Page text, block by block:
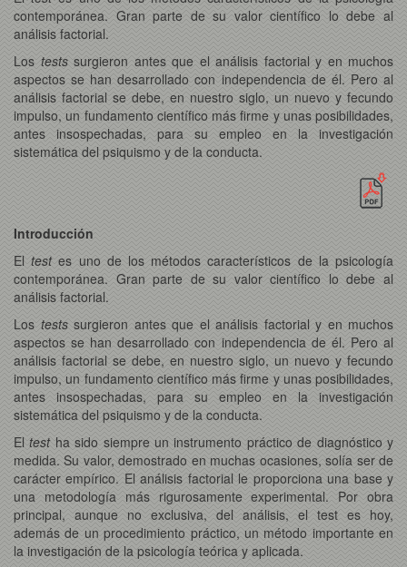
contemporánea. Gran parte de su valor científico lo debe al
análisis factorial.
Los testssurgieron antes que el análisis factorial y en muchos
aspectos se han desarrollado con independencia de él. Pero al
análisis factorial se debe, en nuestro siglo, un nuevo y fecundo
impulso, un fundamento científico más firme y unas posibilidades,
antes insospechadas, para su empleo en la investigación
sistemática del psiquismo y de la conducta.
Introducción
Eltestes uno de los métodos característicos de la psicología
contemporánea. Gran parte de su valor científico lo debe al
análisis factorial.
Los testssurgieron antes que el análisis factorial y en muchos
aspectos se han desarrollado con independencia de él. Pero al
análisis factorial se debe, en nuestro siglo, un nuevo y fecundo
impulso, un fundamento científico más firme y unas posibilidades,
antes insospechadas, para su empleo en la investigación
sistemática del psiquismo y de la conducta.
Eltestha sido siempre un instrumento práctico de diagnóstico y
medida. Su valor, demostrado en muchas ocasiones, solía ser de
carácter empírico. El análisis factorial le proporciona una base y
una metodología más rigurosamente experimental. Por obra
principal, aunque no exclusiva, del análisis, el test es hoy,
además de un procedimiento práctico, un método importante en
la investigación de la psicología teórica y aplicada.